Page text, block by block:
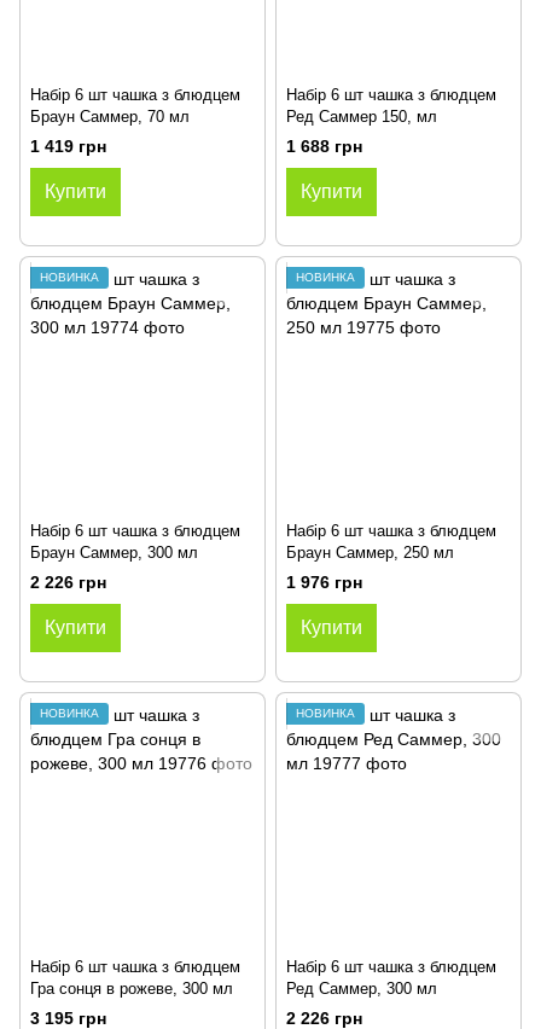
Набір 6 шт чашка з блюдцем
Браун Саммер, 70 мл
1 419 грн
Купити
Набір 6 шт чашка з блюдцем
Ред Саммер 150, мл
1 688 грн
Купити
НОВИНКА
Набір 6 шт чашка з блюдцем
Браун Саммер, 300 мл
2 226 грн
Купити
НОВИНКА
Набір 6 шт чашка з блюдцем
Браун Саммер, 250 мл
1 976 грн
Купити
НОВИНКА
Набір 6 шт чашка з блюдцем
Гра сонця в рожеве, 300 мл
3 195 грн
НОВИНКА
Набір 6 шт чашка з блюдцем
Ред Саммер, 300 мл
2 226 грн